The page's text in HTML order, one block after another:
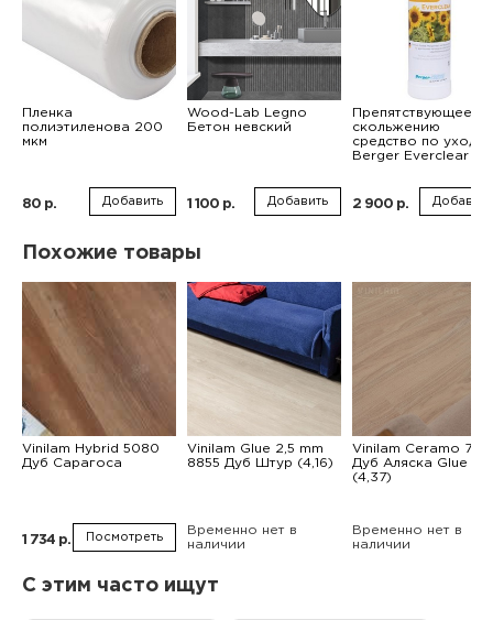
Пленка
полиэтиленова 200
мкм
80 р. Добавить
Wood-Lab Legno
Бетон невский
1 100 р. Добавить
Препятствующее
скольжению
средство по уходу
Berger Everclear 1л
2 900 р. Добавить
Похожие товары
Vinilam Hybrid 5080
Дуб Сарагоса
1 734 р. Посмотреть
Vinilam Glue 2,5 mm
8855 Дуб Штур (4,16)
Временно нет в
наличии
Vinilam Ceramo
Дуб Аляска Glue
(4,37)
Временно нет в
наличии
С этим часто ищут